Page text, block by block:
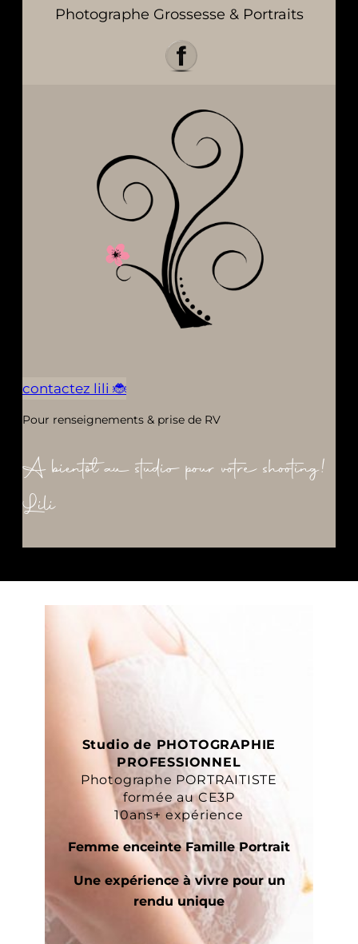
Photographe Grossesse & Portraits
contactez lili 🐞
Pour renseignements & prise de RV
A bientôt au studio pour votre shooting!
Lili
Studio de PHOTOGRAPHIE
PROFESSIONNEL
Photographe PORTRAITISTE
formée au CE3P
10ans+ expérience
Femme enceinte Famille Portrait
Une expérience à vivre pour un
rendu unique